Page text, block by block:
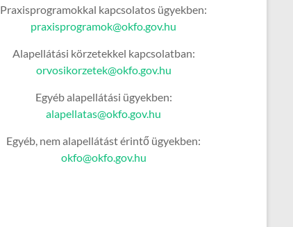
Praxisprogramokkal kapcsolatos ügyekben:
praxisprogramok@okfo.gov.hu
Alapellátási körzetekkel kapcsolatban:
orvosikorzetek@okfo.gov.hu
Egyéb alapellátási ügyekben:
alapellatas@okfo.gov.hu
Egyéb, nem alapellátást érintő ügyekben:
okfo@okfo.gov.hu